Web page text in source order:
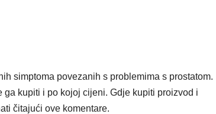
simptoma povezanih s problemima s prostatom.
kupiti i po kojoj cijeni. Gdje kupiti proizvod i
čitajući ove komentare.